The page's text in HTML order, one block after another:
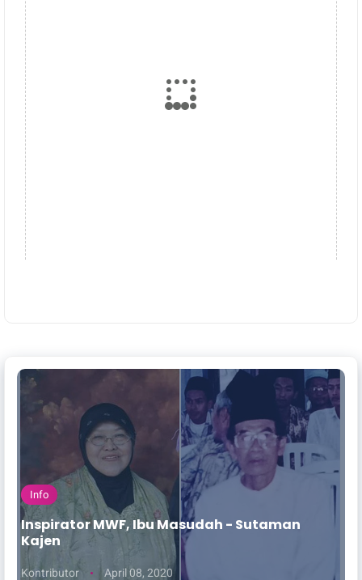
Info
Inspirator MWF, Ibu Masudah - Sutaman
Kajen
Kontributor April 08, 2020